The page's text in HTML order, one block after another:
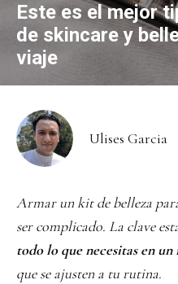
Este es el mejor
de skincare y
viaje
Ulises Garcia
Armar un kit de belleza
ser complicado. La clave
todo lo que necesitas en
que se ajusten a tu rutina.